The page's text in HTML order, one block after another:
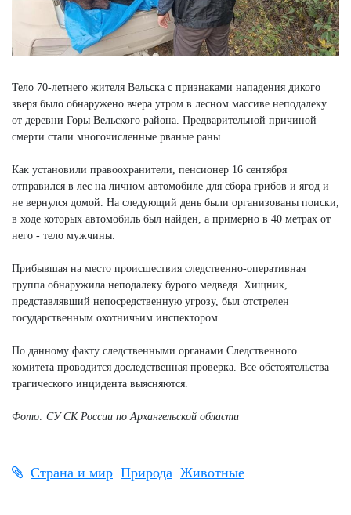
Тело 70-летнего жителя Вельска с признаками нападения дикого
зверя было обнаружено вчера утром в лесном массиве неподалеку
от деревни Горы Вельского района. Предварительной причиной
смерти стали многочисленные рваные раны.
Как установили правоохранители, пенсионер 16 сентября
отправился в лес на личном автомобиле для сбора грибов и ягод и
не вернулся домой. На следующий день были организованы поиски,
в ходе которых автомобиль был найден, а примерно в 40 метрах от
него - тело мужчины.
Прибывшая на место происшествия следственно-оперативная
группа обнаружила неподалеку бурого медведя. Хищник,
представлявший непосредственную угрозу, был отстрелен
государственным охотничьим инспектором.
По данному факту следственными органами Следственного
комитета проводится доследственная проверка. Все обстоятельства
трагического инцидента выясняются.
Фото: СУ СК России по Архангельской области
Страна и мир Природа Животные